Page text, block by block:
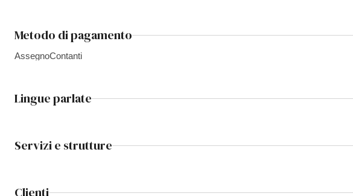
Metodo di pagamento
AssegnoContanti
Lingue parlate
Servizi e strutture
Clienti